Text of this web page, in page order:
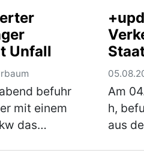
Unfall
befuhr
mit einem
das
und
Am
h,
aus